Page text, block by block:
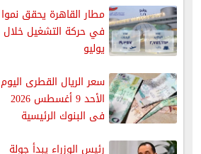
مطار القاهرة يحقق نموا
في حركة التشغيل خلال
يوليو
سعر الريال القطرى اليوم
الأحد 9 أغسطس 2026
فى البنوك الرئيسية
رئيس الوزراء يبدأ جولة